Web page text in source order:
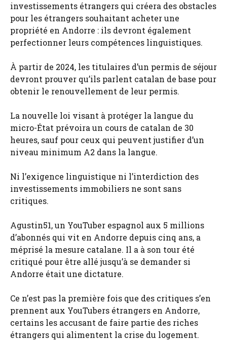
investissements étrangers qui créera des obstacles
pour les étrangers souhaitant acheter une
propriété en Andorre : ils devront également
perfectionner leurs compétences linguistiques.
À partir de 2024, les titulaires d’un permis de séjour
devront prouver qu’ils parlent catalan de base pour
obtenir le renouvellement de leur permis.
La nouvelle loi visant à protéger la langue du
micro-État prévoira un cours de catalan de 30
heures, sauf pour ceux qui peuvent justifier d’un
niveau minimum A2 dans la langue.
Ni l’exigence linguistique ni l’interdiction des
investissements immobiliers ne sont sans
critiques.
Agustin51, un YouTuber espagnol aux 5 millions
d’abonnés qui vit en Andorre depuis cinq ans, a
méprisé la mesure catalane. Il a à son tour été
critiqué pour être allé jusqu’à se demander si
Andorre était une dictature.
Ce n’est pas la première fois que des critiques s’en
prennent aux YouTubers étrangers en Andorre,
certains les accusant de faire partie des riches
étrangers qui alimentent la crise du logement.